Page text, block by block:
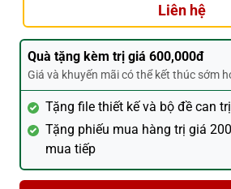
Liên hệ
Quà tặng kèm trị giá 600,000đ
Giá và khuyến mãi có thể kết thúc sớm
Tặng file thiết kế và bộ đề can
Tặng phiếu mua hàng trị giá
mua tiếp